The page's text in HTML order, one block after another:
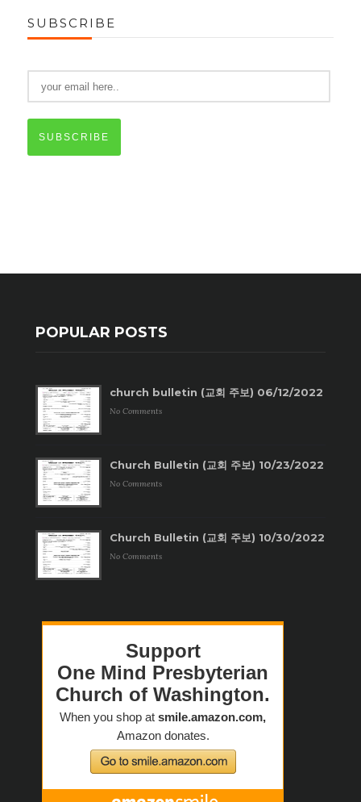
SUBSCRIBE
SUBSCRIBE
POPULAR POSTS
church bulletin (교회 주보) 06/12/2022
No Comments
Church Bulletin (교회 주보) 10/23/2022
No Comments
Church Bulletin (교회 주보) 10/30/2022
No Comments